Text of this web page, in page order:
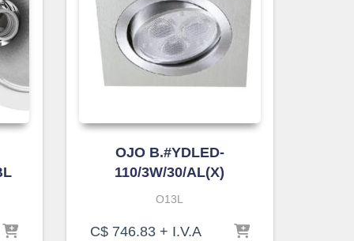
OJO B.#YDLED-
110/3W/30/AL(X)
O13L
C$746.83+ I.V.A